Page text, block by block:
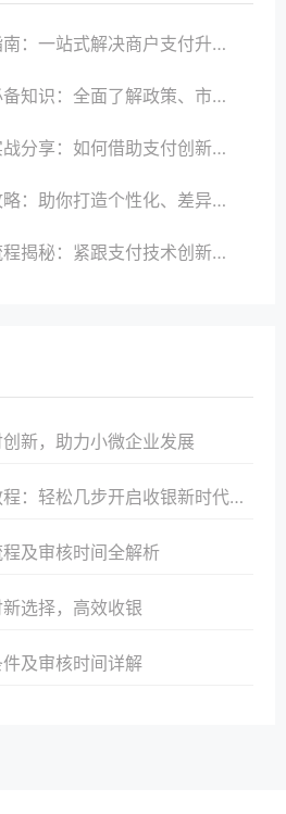
解决商户支付升级、智能化与创新需求
面了解政策、市场、技术与创新趋势
借助支付创新技术提升商户运营效益与效率
造个性化、差异化支付体验以提升竞争力
跟支付技术创新步伐，抢占市场先机
新，助力小微企业发展
启收银新时代大门，助力商家实现收银升级与转型
及审核时间全解析
选择，高效收银
及审核时间详解